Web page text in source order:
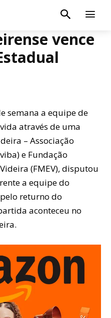
vence
semana a equipe de
através de uma
– Associação
e Fundação
(FMEV), disputou
a equipe do
returno do
aconteceu no